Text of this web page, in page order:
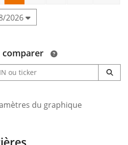
2026
comparer
du graphique